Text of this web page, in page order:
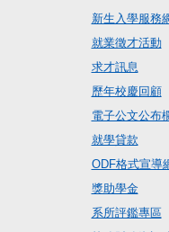
新生入學服務
就業徵才活動
求才訊息
歷年校慶回顧
電子公文公布
就學貸款
ODF格式宣導
獎助學金
系所評鑑專區